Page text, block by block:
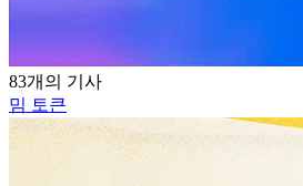
83개의 기사
밈 토큰